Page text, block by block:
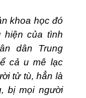
khoa học đó
hiện của tình
dân Trung
cả u mê lạc
tử tù, hẳn là
bị mọi người